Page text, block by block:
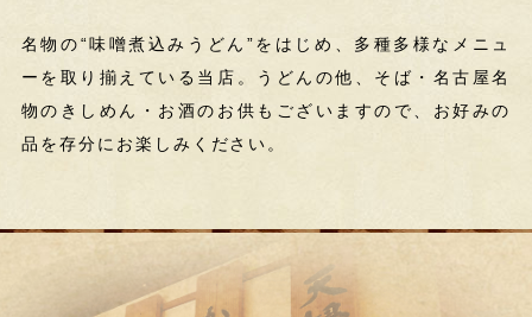
名物の“味噌煮込みうどん”をはじめ、多種多様なメニュ
ーを取り揃えている当店。うどんの他、そば・名古屋名
物のきしめん・お酒のお供もございますので、お好みの
品を存分にお楽しみください。